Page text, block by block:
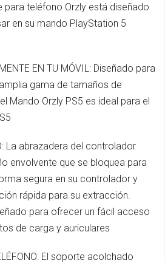
para teléfono Orzly está diseñado
en su mando PlayStation 5
EN TU MÓVIL: Diseñado para
gama de tamaños de
Mando Orzly PS5 es ideal para el
La abrazadera del controlador
envolvente que se bloquea para
segura en su controlador y
rápida para su extracción.
para ofrecer un fácil acceso
de carga y auriculares
El soporte acolchado